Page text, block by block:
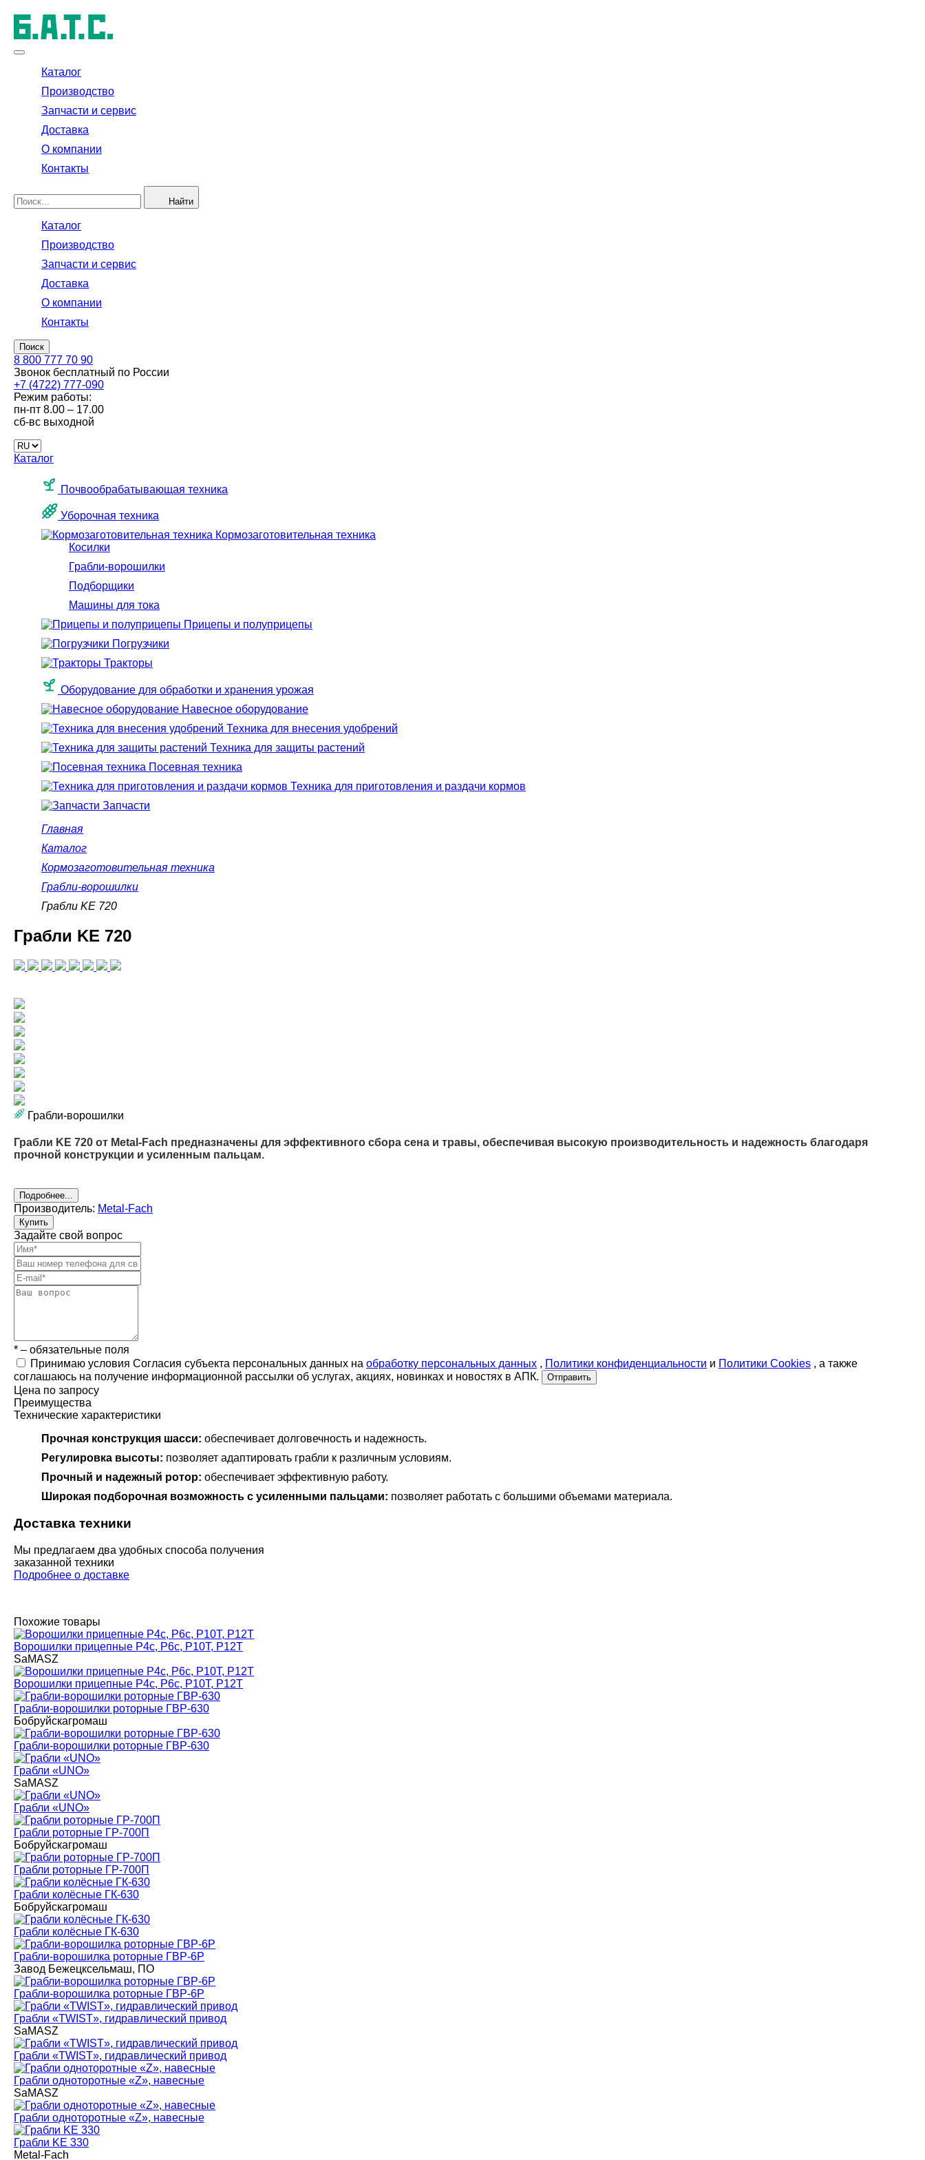
Каталог
Производство
Запчасти и сервис
Доставка
О компании
Контакты
Найти
Каталог
Производство
Запчасти и сервис
Доставка
О компании
Контакты
Поиск
8 800 777 70 90
Звонок бесплатный по России
+7 (4722) 777-090
Режим работы:
пн-пт 8.00 – 17.00
сб-вс выходной
Каталог
Почвообрабатывающая техника
Уборочная техника
Кормозаготовительная техника
Косилки
Грабли-ворошилки
Подборщики
Машины для тока
Прицепы и полуприцепы
Погрузчики
Тракторы
Оборудование для обработки и хранения урожая
Навесное оборудование
Техника для внесения удобрений
Техника для защиты растений
Посевная техника
Техника для приготовления и раздачи кормов
Запчасти
Главная
Каталог
Кормозаготовительная техника
Грабли-ворошилки
Грабли KE 720
Грабли KE 720
Грабли-ворошилки
Грабли KE 720 от Metal-Fach предназначены для эффективного сбора сена и травы, обеспечивая высокую производительность и надежность благодаря
прочной конструкции и усиленным пальцам.
Подробнее...
Производитель: Metal-Fach
Купить
Задайте свой вопрос
* – обязательные поля
Принимаю условия Согласия субъекта персональных данных на обработку персональных данных , Политики конфиденциальности и Политики Cookies , а также
соглашаюсь на получение информационной рассылки об услугах, акциях, новинках и новостях в АПК.
Отправить
Цена по запросу
Преимущества
Технические характеристики
Прочная конструкция шасси: обеспечивает долговечность и надежность.
Регулировка высоты: позволяет адаптировать грабли к различным условиям.
Прочный и надежный ротор: обеспечивает эффективную работу.
Широкая подборочная возможность с усиленными пальцами: позволяет работать с большими объемами материала.
Доставка техники
Мы предлагаем два удобных способа получения
заказанной техники
Подробнее о доставке
Похожие товары
Ворошилки прицепные P4с, P6с, P10T, P12T
SaMASZ
Ворошилки прицепные P4с, P6с, P10T, P12T
Грабли-ворошилки роторные ГВР-630
Бобруйскагромаш
Грабли-ворошилки роторные ГВР-630
Грабли «UNO»
SaMASZ
Грабли «UNO»
Грабли роторные ГР-700П
Бобруйскагромаш
Грабли роторные ГР-700П
Грабли колёсные ГК-630
Бобруйскагромаш
Грабли колёсные ГК-630
Грабли-ворошилка роторные ГВР-6Р
Завод Бежецксельмаш, ПО
Грабли-ворошилка роторные ГВР-6Р
Грабли «TWIST», гидравлический привод
SaMASZ
Грабли «TWIST», гидравлический привод
Грабли одноторотные «Z», навесные
SaMASZ
Грабли одноторотные «Z», навесные
Грабли KE 330
Metal-Fach